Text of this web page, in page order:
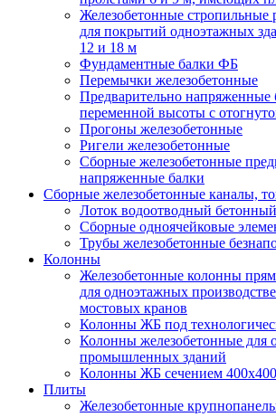
Железобетонные стропильные
для покрытий одноэтажных
12 и 18 м
Фундаментные балки ФБ
Перемычки железобетонные
Предварительно напряженные
переменной высоты с
Прогоны железобетонные
Ригели железобетонные
Сборные железобетонные
напряженные балки
Сборные железобетонные каналы,
Лоток водоотводный бетонный
Сборные одноячейковые
Трубы железобетонные
Колонны
Железобетонные колонны
для одноэтажных
мостовых кранов
Колонны ЖБ под
Колонны железобетонные для
промышленных зданий
Колонны ЖБ сечением 400х400
Плиты
Железобетонные